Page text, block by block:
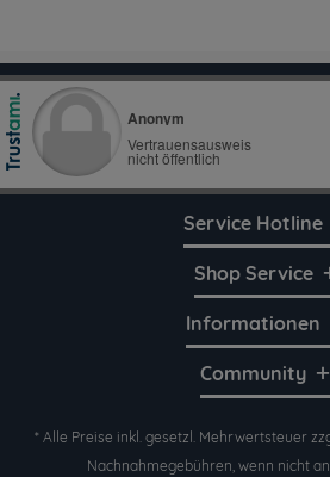
Service Hotline
Shop Service
Informationen
Community
* Alle Preise inkl. gesetzl. Mehrwertsteuer
Nachnahmegebühren, wenn nicht